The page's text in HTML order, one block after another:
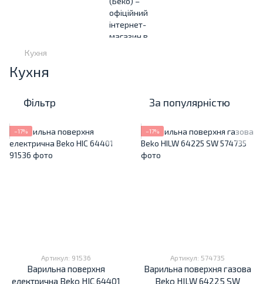
Кухня
Кухня
Фільтр За популярністю
−17%
Артикул: 91536
Варильна поверхня
електрична Beko HIC 64401
−17%
Артикул: 574735
Варильна поверхня газова
Beko HILW 64225 SW